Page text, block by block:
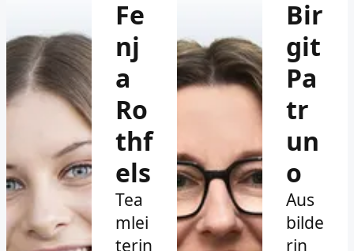
Fe
nj
a
Ro
thf
els
Tea
mlei
terin
Bir
git
Pa
tr
un
o
Aus
bilde
rin